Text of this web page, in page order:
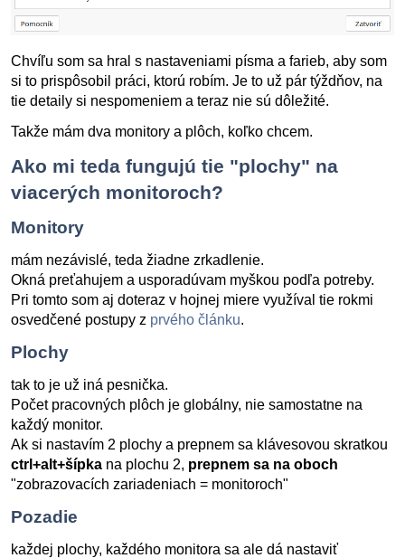
Chvíľu som sa hral s nastaveniami písma a farieb, aby som
si to prispôsobil práci, ktorú robím. Je to už pár týždňov, na
tie detaily si nespomeniem a teraz nie sú dôležité.
Takže mám dva monitory a plôch, koľko chcem.
Ako mi teda fungujú tie "plochy" na
viacerých monitoroch?
Monitory
mám nezávislé, teda žiadne zrkadlenie.
Okná preťahujem a usporadúvam myškou podľa potreby.
Pri tomto som aj doteraz v hojnej miere využíval tie rokmi
osvedčené postupy z prvého článku.
Plochy
tak to je už iná pesnička.
Počet pracovných plôch je globálny, nie samostatne na
každý monitor.
Ak si nastavím 2 plochy a prepnem sa klávesovou skratkou
ctrl+alt+šípka na plochu 2, prepnem sa na oboch
"zobrazovacích zariadeniach = monitoroch"
Pozadie
každej plochy, každého monitora sa ale dá nastaviť